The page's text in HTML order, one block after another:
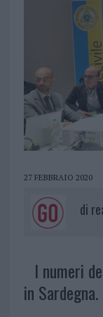
27 FEBBRAIO 2020
di
I numeri
in Sardegna.